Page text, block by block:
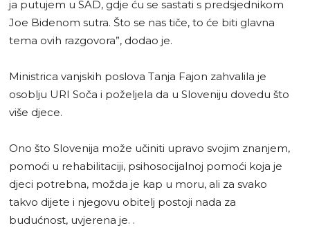
ja putujem u SAD, gdje ću se sastati s predsjednikom
Joe Bidenom sutra. Što se nas tiče, to će biti glavna
tema ovih razgovora”, dodao je.
Ministrica vanjskih poslova Tanja Fajon zahvalila je
osoblju URI Soča i poželjela da u Sloveniju dovedu što
više djece.
Ono što Slovenija može učiniti upravo svojim znanjem,
pomoći u rehabilitaciji, psihosocijalnoj pomoći koja je
djeci potrebna, možda je kap u moru, ali za svako
takvo dijete i njegovu obitelj postoji nada za
budućnost, uvjerena je. .